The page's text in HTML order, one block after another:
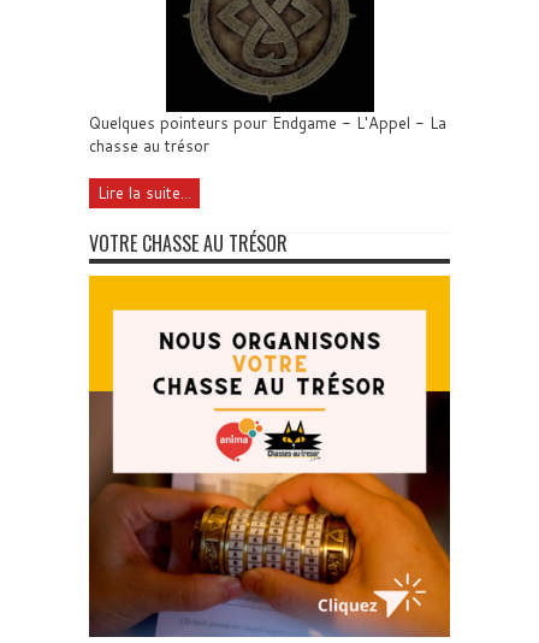
Quelques pointeurs pour Endgame - L'Appel - La
chasse au trésor
Lire la suite...
VOTRE CHASSE AU TRÉSOR